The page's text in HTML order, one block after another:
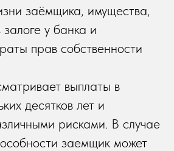
заёмщика, имущества,
у банка и
прав собственности
выплаты в
десятков лет и
рисками. В случае
заемщик может